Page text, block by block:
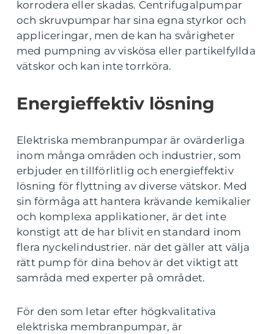
korrodera eller skadas. Centrifugalpumpar
och skruvpumpar har sina egna styrkor och
appliceringar, men de kan ha svårigheter
med pumpning av viskösa eller partikelfyllda
vätskor och kan inte torrköra.
Energieffektiv lösning
Elektriska membranpumpar är ovärderliga
inom många områden och industrier, som
erbjuder en tillförlitlig och energieffektiv
lösning för flyttning av diverse vätskor. Med
sin förmåga att hantera krävande kemikalier
och komplexa applikationer, är det inte
konstigt att de har blivit en standard inom
flera nyckelindustrier. när det gäller att välja
rätt pump för dina behov är det viktigt att
samråda med experter på området.
För den som letar efter högkvalitativa
elektriska membranpumpar, är